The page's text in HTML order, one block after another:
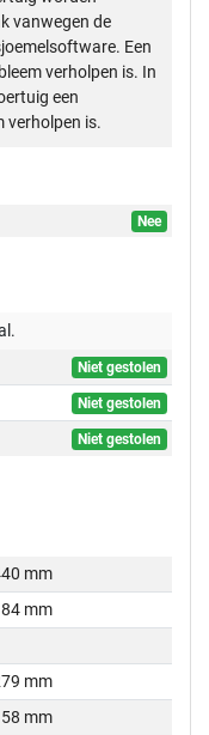
vanwegen de
Een
verholpen is. In
een
verholpen is.
Nee
Niet gestolen
Niet gestolen
Niet gestolen
mm
mm
mm
mm